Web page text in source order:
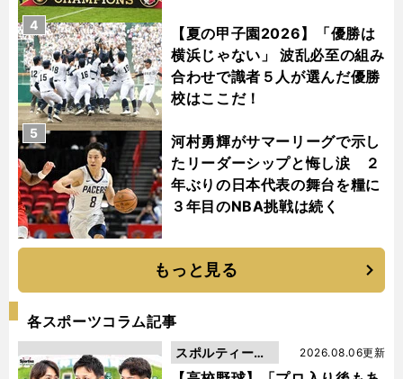
【夏の甲子園2026】「優勝は
横浜じゃない」 波乱必至の組み
合わせで識者５人が選んだ優勝
校はここだ！
4
河村勇輝がサマーリーグで示し
たリーダーシップと悔し涙 ２
年ぶりの日本代表の舞台を糧に
３年目のNBA挑戦は続く
5
もっと見る
各スポーツコラム記事
2026.08.06更新
スポルティーバ
動画